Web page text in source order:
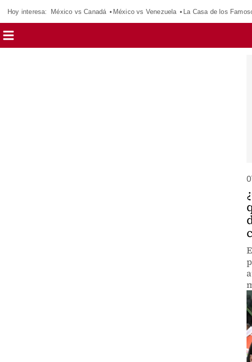
Hoy interesa: México vs Canadá México vs Venezuela La Casa de los